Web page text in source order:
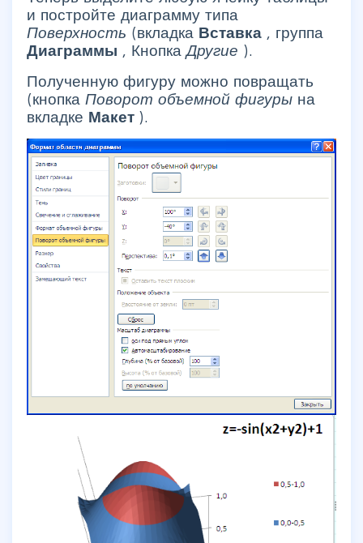
и постройте диаграмму типа
Поверхность (вкладка Вставка , группа
Диаграммы , КнопкаДругие ).
Полученную фигуру можно повращать
(кнопка Поворот объемной фигуры на
вкладке Макет ).